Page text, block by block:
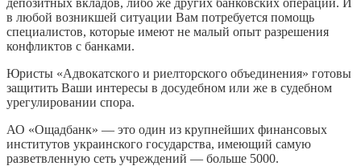
в любой возникшей ситуации Вам потребуется помощь
специалистов, которые имеют не малый опыт разрешения
конфликтов с банками.
Юристы «Адвокатского и риелторского объединения» готовы
защитить Ваши интересы в досудебном или же в судебном
урегулировании спора.
АО «Ощадбанк» — это один из крупнейших финансовых
институтов украинского государства, имеющий самую
разветвленную сеть учреждений — больше 5000.